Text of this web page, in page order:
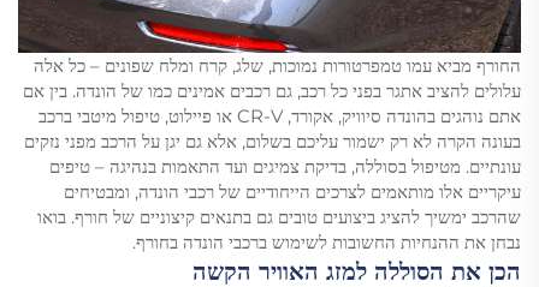
החורף מביא עמו טמפרטורות נמוכות, שלג, קרח ומלח שפונים – כל אלה
עלולים להציב אתגר בפני כל רכב, גם רכבים אמינים כמו של הונדה. בין אם
אתם נוהגים בהונדה סיוויק, אקורד, CR-V או פיילוט, טיפול מיטבי ברכב
בעונה הקרה לא רק ישמור עליכם בשלום, אלא גם יגן על הרכב מפני נזקים
עונתיים. מטיפול בסוללה, בדיקת צמיגים ועד התאמות בנהיגה – טיפים
עיקריים אלו מותאמים לצרכים הייחודיים של רכבי הונדה, ומבטיחים
שהרכב ימשיך להציג ביצועים טובים גם בתנאים קיצוניים של חורף. בואו
נבחן את ההנחיות החשובות לשימוש ברכבי הונדה בחורף.
הכן את הסוללה למזג האוויר הקשה